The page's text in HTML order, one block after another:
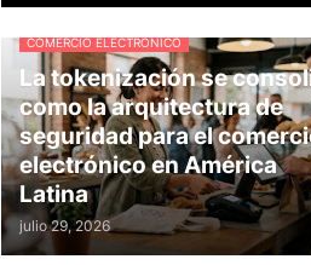
COMERCIO ELECTRÓNICO
La tokenización se
como la arquitectura de
seguridad para el
electrónico en América
Latina
julio 29, 2026